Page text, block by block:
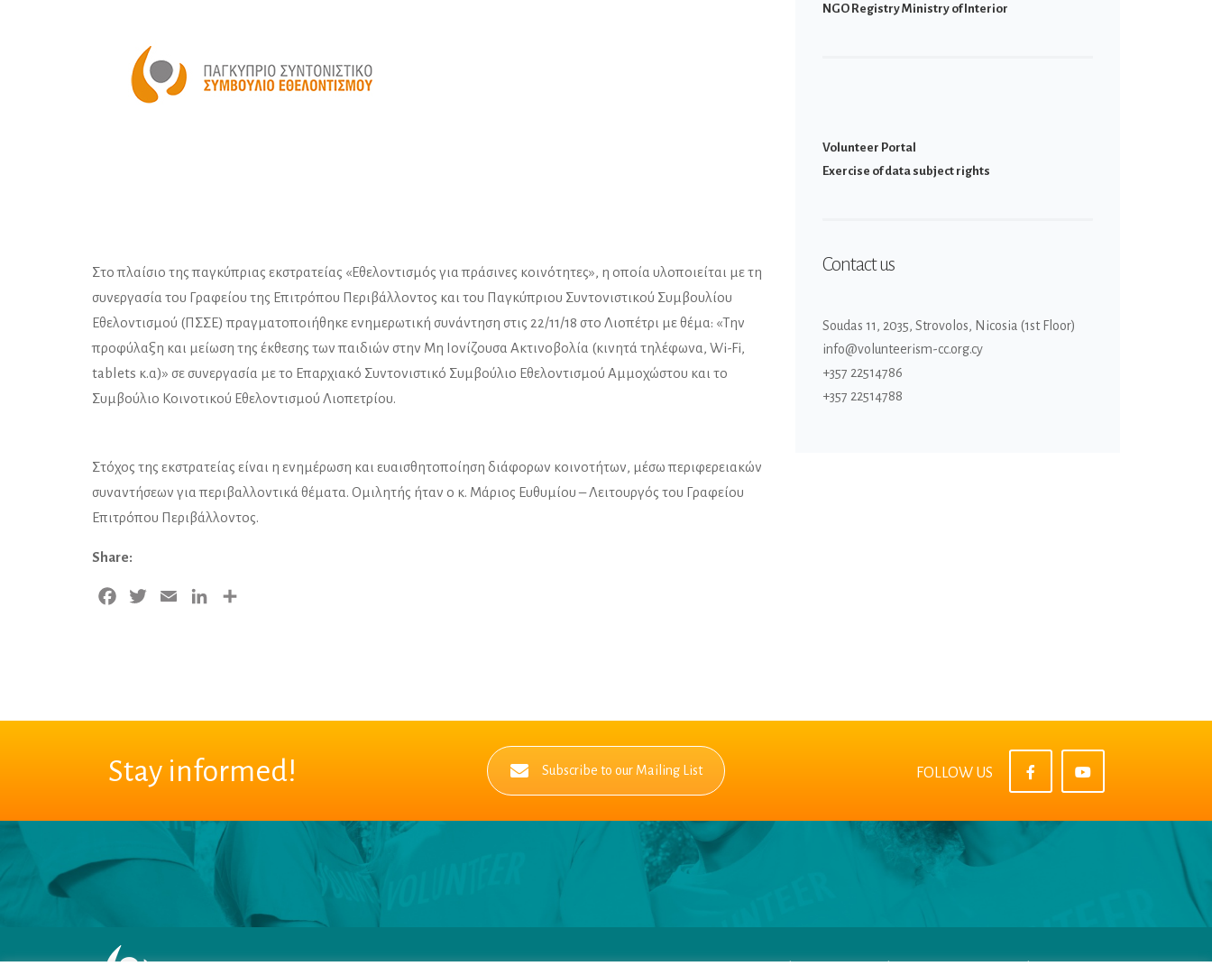
Στο πλαίσιο της παγκύπριας εκστρατείας «Εθελοντισμός για πράσινες κοινότητες», η οποία υλοποιείται με τη
συνεργασία του Γραφείου της Επιτρόπου Περιβάλλοντος και του Παγκύπριου Συντονιστικού Συμβουλίου
Εθελοντισμού (ΠΣΣΕ) πραγματοποιήθηκε ενημερωτική συνάντηση στις 22/11/18 στο Λιοπέτρι με θέμα: «Την
προφύλαξη και μείωση της έκθεσης των παιδιών στην Μη Ιονίζουσα Ακτινοβολία (κινητά τηλέφωνα, Wi-Fi,
tablets κ.α)» σε συνεργασία με το Επαρχιακό Συντονιστικό Συμβούλιο Εθελοντισμού Αμμοχώστου και το
Συμβούλιο Κοινοτικού Εθελοντισμού Λιοπετρίου.
Στόχος της εκστρατείας είναι η ενημέρωση και ευαισθητοποίηση διάφορων κοινοτήτων, μέσω περιφερειακών
συναντήσεων για περιβαλλοντικά θέματα. Ομιλητής ήταν ο κ. Μάριος Ευθυμίου – Λειτουργός του Γραφείου
Επιτρόπου Περιβάλλοντος.
Share:
Facebook
Twitter Email LinkedIn
NGO Registry Ministry of Interior
Volunteer Portal
Εxercise of data subject rights
Contact us
Soudas 11, 2035, Strovolos, Nicosia (1st Floor)
info@volunteerism-cc.org.cy
+357 22514786
+357 22514788
Stay informed! Subscribe to our Mailing List FOLLOW US